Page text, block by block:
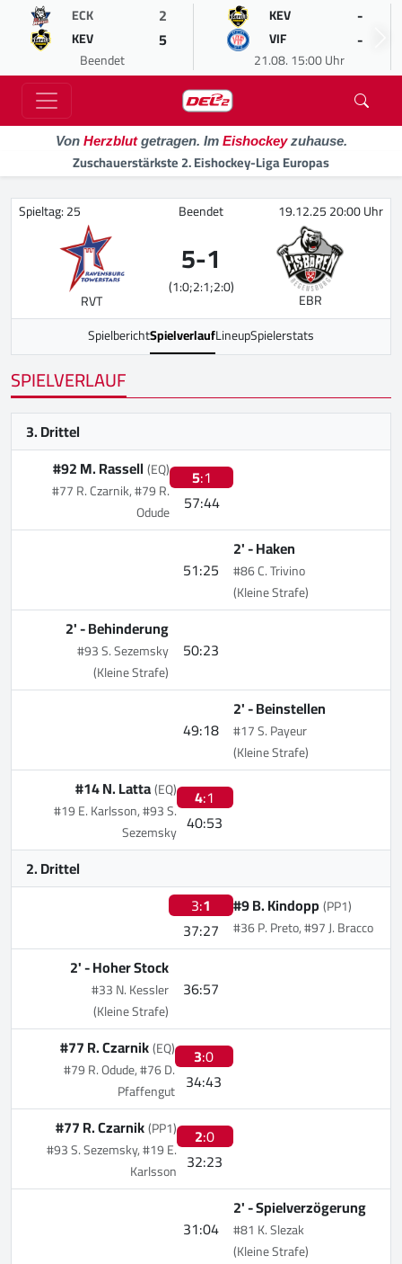
ECK 2
KEV 5
Beendet
KEV -
VIF -
21.08. 15:00 Uhr
Von Herzblutgetragen. Im Eishockeyzuhause.
Zuschauerstärkste 2. Eishockey-Liga Europas
Spieltag: 25 Beendet 19.12.25 20:00 Uhr
RVT
5-1
(1:0;2:1;2:0)
EBR
SpielberichtSpielverlaufLineupSpielerstats
SPIELVERLAUF
3. Drittel
5:1
57:44
#92 M. Rassell(EQ)
#77 R. Czarnik, #79 R.
Odude
51:25
2' -Haken
#86 C. Trivino
(Kleine Strafe)
50:23
2' -Behinderung
#93 S. Sezemsky
(Kleine Strafe)
49:18
2' -Beinstellen
#17 S. Payeur
(Kleine Strafe)
4:1
40:53
#14 N. Latta(EQ)
#19 E. Karlsson, #93 S.
Sezemsky
2. Drittel
3:1
37:27
#9 B. Kindopp(PP1)
#36 P. Preto, #97 J. Bracco
36:57
2' -Hoher Stock
#33 N. Kessler
(Kleine Strafe)
3:0
34:43
#77 R. Czarnik(EQ)
#79 R. Odude, #76 D.
Pfaffengut
2:0
32:23
#77 R. Czarnik(PP1)
#93 S. Sezemsky, #19 E.
Karlsson
31:04
2' -Spielverzögerung
#81 K. Slezak
(Kleine Strafe)